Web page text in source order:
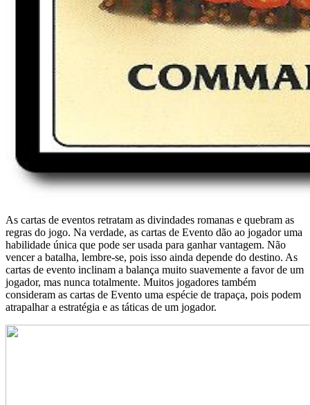
As cartas de eventos retratam as divindades romanas e quebram as
regras do jogo. Na verdade, as cartas de Evento dão ao jogador uma
habilidade única que pode ser usada para ganhar vantagem. Não
vencer a batalha, lembre-se, pois isso ainda depende do destino. As
cartas de evento inclinam a balança muito suavemente a favor de um
jogador, mas nunca totalmente. Muitos jogadores também
consideram as cartas de Evento uma espécie de trapaça, pois podem
atrapalhar a estratégia e as táticas de um jogador.